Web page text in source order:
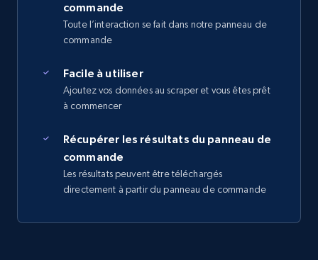
commande
Toute l’interaction se fait dans notre panneau de
commande
Facile à utiliser
Ajoutez vos données au scraper et vous êtes prêt
à commencer
Récupérer les résultats du panneau de
commande
Les résultats peuvent être téléchargés
directement à partir du panneau de commande